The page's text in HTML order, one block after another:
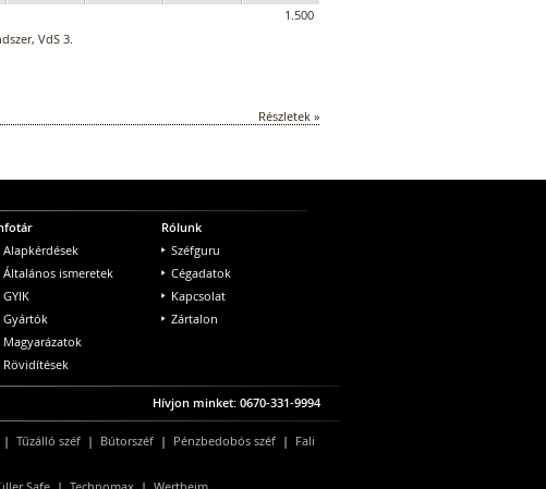
1.500
VdS 3.
Részletek »
Alapkérdések
Általános ismeretek
GYIK
Gyártók
Magyarázatok
Rövidítések
Rólunk
Széfguru
Cégadatok
Kapcsolat
Zártalon
Hívjon minket: 0670-331-9994
Tűzálló széf| Bútorszéf| Pénzbedobós széf| Fali